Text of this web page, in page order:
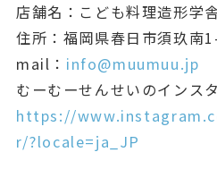
店舗名：こども料理造形学
住所：福岡県春日市須玖南
mail： info@muumuu.jp
むーむーせんせいのインス
https://
r/?locale=ja_JP